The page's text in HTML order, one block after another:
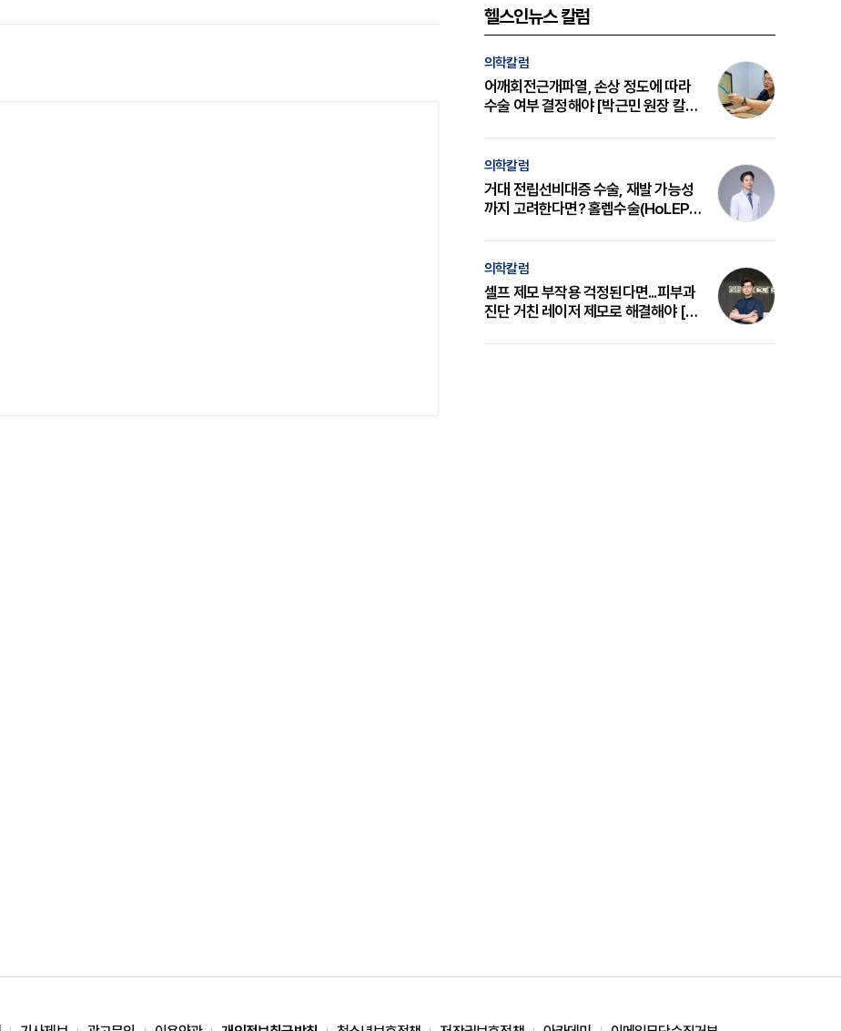
헬스인뉴스 칼럼
의학칼럼
어깨회전근개파열, 손상 정도에 따라
수술 여부 결정해야 [박근민 원장 칼
의학칼럼
거대 전립선비대증 수술, 재발 가능성
까지 고려한다면? 홀렙수술(HoLEP)
의학칼럼
셀프 제모 부작용 걱정된다면...피부과
진단 거친 레이저 제모로 해결해야 [변